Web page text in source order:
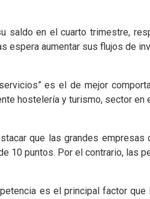
saldo en el cuarto trimestre,
espera aumentar sus flujos de
es el de mejor
hostelería y turismo, sector
que las grandes
10 puntos. Por el contrario, las
es el principal factor